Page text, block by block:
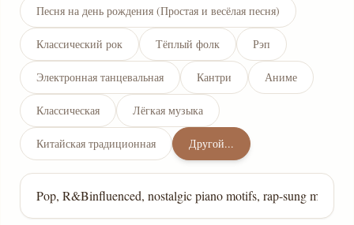
Песня на день рождения (Простая и весёлая песня)
Классический рок Тёплый фолк Рэп
Электронная танцевальная Кантри Аниме
Классическая Лёгкая музыка
Китайская традиционная Другой...